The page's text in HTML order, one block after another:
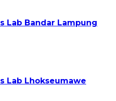
Lab Bandar Lampung
Lab Lhokseumawe